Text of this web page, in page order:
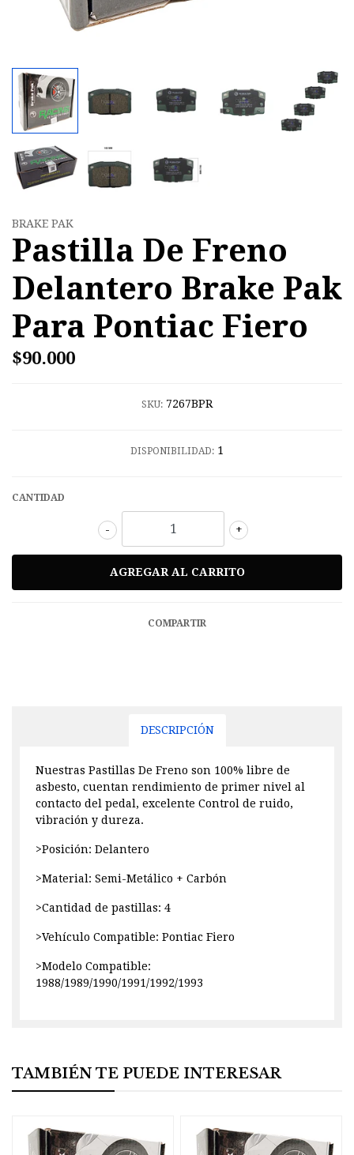
BRAKE PAK
Pastilla De Freno
Delantero Brake Pak
Para Pontiac Fiero
$90.000
SKU: 7267BPR
DISPONIBILIDAD: 1
CANTIDAD
+
-
COMPARTIR
DESCRIPCIÓN
Nuestras Pastillas De Freno son 100% libre de
asbesto, cuentan rendimiento de primer nivel al
contacto del pedal, excelente Control de ruido,
vibración y dureza.
>Posición: Delantero
>Material: Semi-Metálico + Carbón
>Cantidad de pastillas: 4
>Vehículo Compatible: Pontiac Fiero
>Modelo Compatible:
1988/1989/1990/1991/1992/1993
TAMBIÉN TE PUEDE INTERESAR